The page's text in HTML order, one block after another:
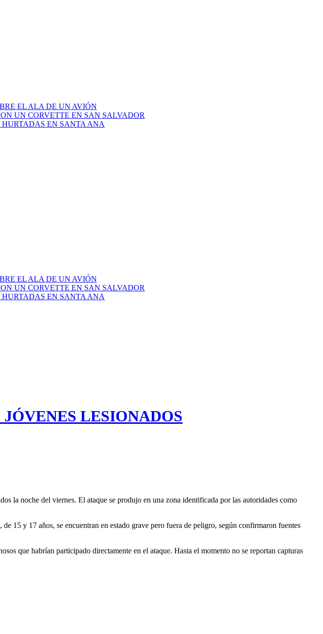
EL ALA DE UN AVIÓN
UN CORVETTE EN SAN SALVADOR
EN SANTA ANA
EL ALA DE UN AVIÓN
UN CORVETTE EN SAN SALVADOR
EN SANTA ANA
LESIONADOS
la noche del viernes. El ataque se produjo en una zona identificada por las autoridades como
15 y 17 años, se encuentran en estado grave pero fuera de peligro, según confirmaron fuentes
que habrían participado directamente en el ataque. Hasta el momento no se reportan capturas